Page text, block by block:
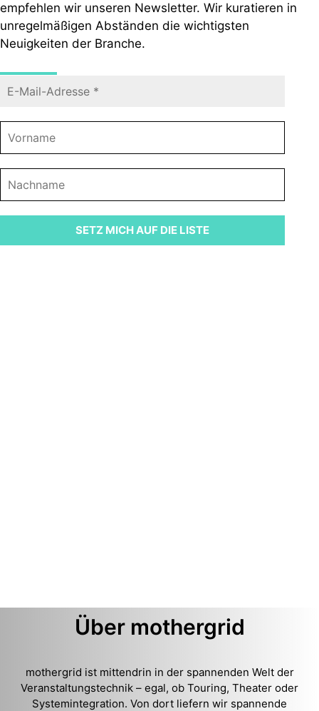
empfehlen wir unseren Newsletter. Wir kuratieren in
unregelmäßigen Abständen die wichtigsten
Neuigkeiten der Branche.
Über mothergrid
mothergrid ist mittendrin in der spannenden Welt der
Veranstaltungstechnik – egal, ob Touring, Theater oder
Systemintegration. Von dort liefern wir spannende